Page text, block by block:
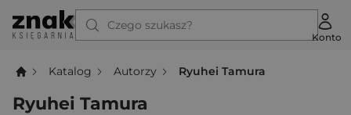
Czego szukasz?
Konto
Katalog Autorzy Ryuhei Tamura
Ryuhei Tamura